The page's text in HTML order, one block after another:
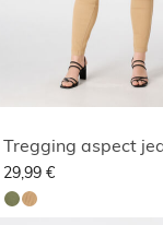
Tregging aspect
29,99 €